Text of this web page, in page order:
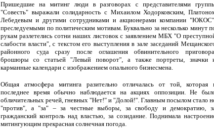
Пришедшие на митинг люди в разговорах с представителями
"Совесть" выражали солидарность с Михаилом Ходорковским,
Лебедевым и другими сотрудниками и акционерами компании
преследуемыми по политическим мотивам. Буквально за несколько минут
рукам разлетелись сотни наших листовок с заявлением МБХ "О
слабости власти", с текстом его выступленияв зале заседаний
районного суда сразу после оглашения обвинительного
брошюры со статьей"Левый поворот", а также портреты, значки
карманные календари с изображением опального бизнесмена.
Общая атмосфера митинга разительно отличалась от той, которая
последнее время обычно наблюдается на акциях оппозиции. Не
обличительных речей, гневных "Нет!" и "Долой!". Главным посылом стало
"против", а "за" – за честные выборы, за свободу и демократию,
гражданский контроль над властью, за созидание. Поднимала
митингующим прекрасная солнечная погода.